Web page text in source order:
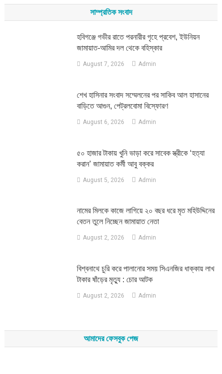
সাম্প্রতিক সংবাদ
হবিগঞ্জে গভীর রাতে পরনারীর গৃহে প্রবেশ, ইউনিয়ন
জামায়াত-আমির দল থেকে বহিস্কার
August 7, 2026 Admin
শেখ হাসিনার সংবাদ সম্মেলনের পর সাকিব আল হাসানের
বাড়িতে আগুন, পেট্রলবোমা বিস্ফোরণ
August 6, 2026 Admin
৫০ হাজার টাকায় খুনি ভাড়া করে সাবেক স্ত্রীকে ‘হত্যা
করান’ জামায়াত কর্মী আবু বক্কর
August 5, 2026 Admin
নামের মিলকে কাজে লাগিয়ে ২০ বছর ধরে মৃত মহিউদ্দিনের
বেতন তুলে নিচ্ছেন জামায়াত নেতা
August 2, 2026 Admin
‎বিশ্বনাথে চুরি করে পালানোর সময় সিএনজির ধাক্কায় লাখ
টাকার ষাঁড়ের মৃত্যু : চোর আটক
August 2, 2026 Admin
আমাদের ফেসবুক পেজ